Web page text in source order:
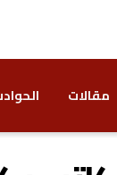
‏ مقالات